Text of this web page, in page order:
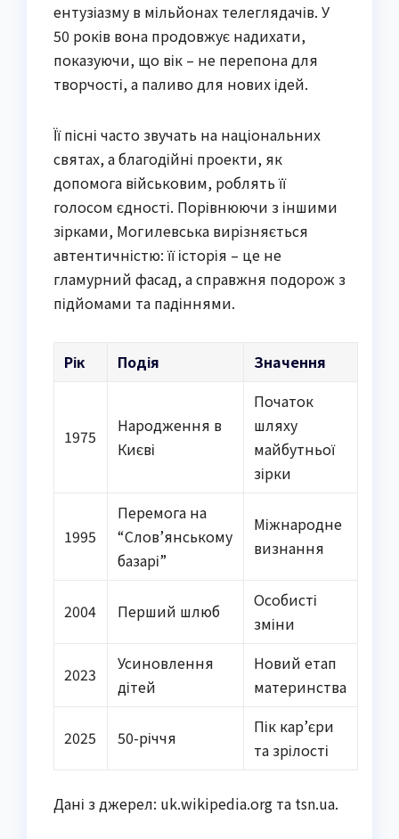
ентузіазму в мільйонах телеглядачів. У
50 років вона продовжує надихати,
показуючи, що вік – не перепона для
творчості, а паливо для нових ідей.
Її пісні часто звучать на національних
святах, а благодійні проекти, як
допомога військовим, роблять її
голосом єдності. Порівнюючи з іншими
зірками, Могилевська вирізняється
автентичністю: її історія – це не
гламурний фасад, а справжня подорож з
підйомами та падіннями.
Рік Подія Значення
1975
Народження в
Києві
Початок
шляху
майбутньої
зірки
1995
Перемога на
“Слов’янському
базарі”
Міжнародне
визнання
2004 Перший шлюб
Особисті
зміни
2023
Усиновлення
дітей
Новий етап
материнства
2025 50-річчя
Пік кар’єри
та зрілості
Дані з джерел: uk.wikipedia.org та tsn.ua.